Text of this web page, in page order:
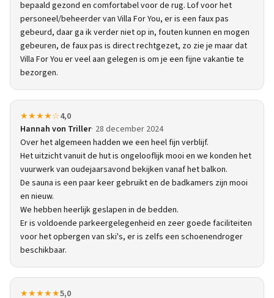
bepaald gezond en comfortabel voor de rug. Lof voor het
personeel/beheerder van Villa For You, er is een faux pas
gebeurd, daar ga ik verder niet op in, fouten kunnen en mogen
gebeuren, de faux pas is direct rechtgezet, zo zie je maar dat
Villa For You er veel aan gelegen is om je een fijne vakantie te
bezorgen.
★★★★☆4,0
Hannah von Triller 28 december 2024
Over het algemeen hadden we een heel fijn verblijf.
Het uitzicht vanuit de hut is ongelooflijk mooi en we konden het
vuurwerk van oudejaarsavond bekijken vanaf het balkon.
De sauna is een paar keer gebruikt en de badkamers zijn mooi
en nieuw.
We hebben heerlijk geslapen in de bedden.
Er is voldoende parkeergelegenheid en zeer goede faciliteiten
voor het opbergen van ski's, er is zelfs een schoenendroger
beschikbaar.
★★★★★5,0